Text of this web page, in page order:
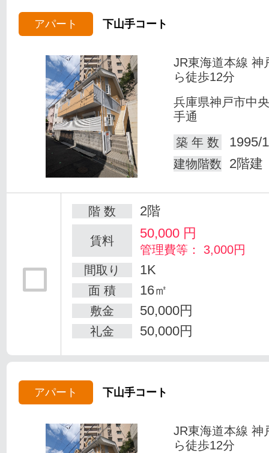
アパート 下山手コート
JR東海道本線 神
ら徒歩12分
兵庫県神戸市中
手通
築 年 数
1995/
建物階数 2階建
階 数 2階
賃料 50,000 円
管理費等： 3,000円
間取り
1K
面 積 16㎡
敷金 50,000円
礼金 50,000円
アパート 下山手コート
JR東海道本線 神
ら徒歩12分